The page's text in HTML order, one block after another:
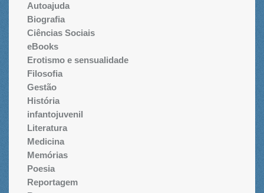
Autoajuda
Biografia
Ciências Sociais
eBooks
Erotismo e sensualidade
Filosofia
Gestão
História
infantojuvenil
Literatura
Medicina
Memórias
Poesia
Reportagem